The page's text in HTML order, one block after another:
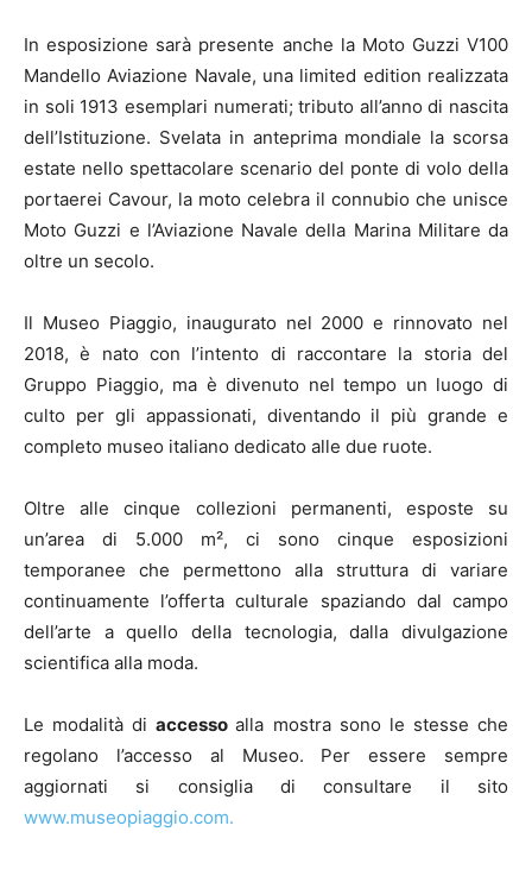
In esposizione sarà presente anche la Moto Guzzi V100
Mandello Aviazione Navale, una limited edition realizzata
in soli 1913 esemplari numerati; tributo all’anno di nascita
dell’Istituzione. Svelata in anteprima mondiale la scorsa
estate nello spettacolare scenario del ponte di volo della
portaerei Cavour, la moto celebra il connubio che unisce
Moto Guzzi e l’Aviazione Navale della Marina Militare da
oltre un secolo.
Il Museo Piaggio, inaugurato nel 2000 e rinnovato nel
2018, è nato con l’intento di raccontare la storia del
Gruppo Piaggio, ma è divenuto nel tempo un luogo di
culto per gli appassionati, diventando il più grande e
completo museo italiano dedicato alle due ruote.
Oltre alle cinque collezioni permanenti, esposte su
un’area di 5.000 m², ci sono cinque esposizioni
temporanee che permettono alla struttura di variare
continuamente l’offerta culturale spaziando dal campo
dell’arte a quello della tecnologia, dalla divulgazione
scientifica alla moda.
Le modalità diaccessoalla mostra sono le stesse che
regolano l’accesso al Museo. Per essere sempre
aggiornati si consiglia di consultare il sito
www.museopiaggio.com.